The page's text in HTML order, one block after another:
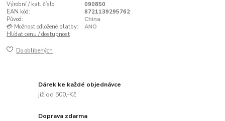
Výrobní / kat. číslo
090850
EAN kód:
8721139295762
Původ:
China
💳 Možnost odložené platby:
ANO
Hlídat cenu / dostupnost
Do oblíbených
Dárek ke každé objednávce
již od 500,-Kč
Doprava zdarma